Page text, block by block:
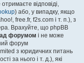
відповіді,
) або, у випадку, якщо
free.fr, f2s.com і т. п.), з
Врахуйте, що phpBB
форумом і не може
форум
з юридичних питань
за нього і т. д.), які